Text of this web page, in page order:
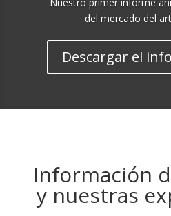
Nuestro primer informe
del mercado del
Descargar el
Información
y nuestras